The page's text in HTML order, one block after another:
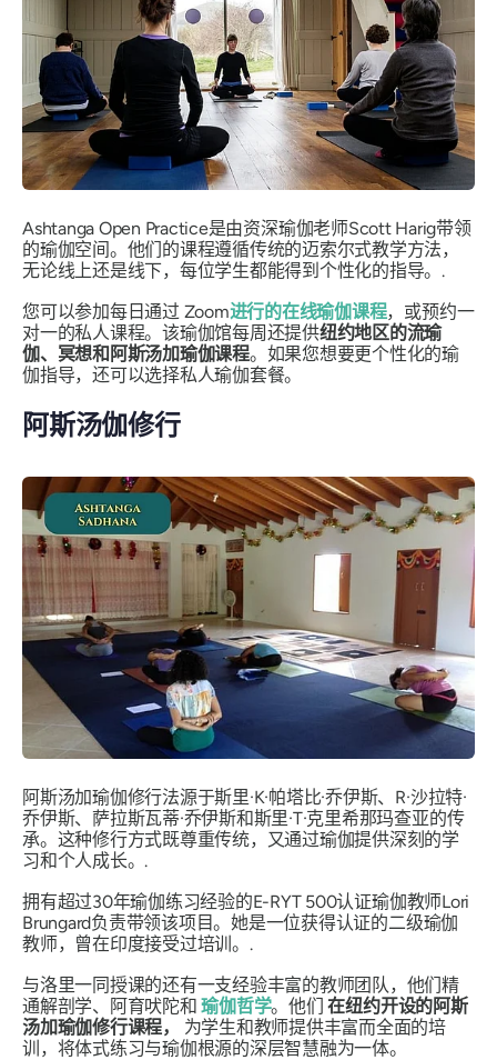
Ashtanga Open Practice是由资深瑜伽老师Scott Harig带领
的瑜伽空间。他们的课程遵循传统的迈索尔式教学方法，
无论线上还是线下，每位学生都能得到个性化的指导。.
您可以参加每日通过 Zoom进行的在线瑜伽课程，或预约一
对一的私人课程。该瑜伽馆每周还提供纽约地区的流瑜
伽、冥想和阿斯汤加瑜伽课程。如果您想要更个性化的瑜
伽指导，还可以选择私人瑜伽套餐。
阿斯汤伽修行
阿斯汤加瑜伽修行法源于斯里·K·帕塔比·乔伊斯、R·沙拉特·
乔伊斯、萨拉斯瓦蒂·乔伊斯和斯里·T·克里希那玛查亚的传
承。这种修行方式既尊重传统，又通过瑜伽提供深刻的学
习和个人成长。.
拥有超过30年瑜伽练习经验的E-RYT 500认证瑜伽教师Lori
Brungard负责带领该项目。她是一位获得认证的二级瑜伽
教师，曾在印度接受过培训。.
与洛里一同授课的还有一支经验丰富的教师团队，他们精
通解剖学、阿育吠陀和瑜伽哲学。他们在纽约开设的阿斯
汤加瑜伽修行课程，
为学生和教师提供丰富而全面的培
训，将体式练习与瑜伽根源的深层智慧融为一体。